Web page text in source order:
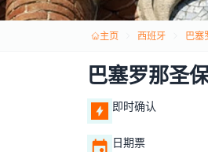
主页 西班牙 巴塞
巴塞罗那圣
即时确认
日期票